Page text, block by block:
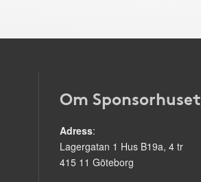
Om Sponsorhuset
Adress:
Lagergatan 1 Hus B19a, 4 tr
415 11 Göteborg